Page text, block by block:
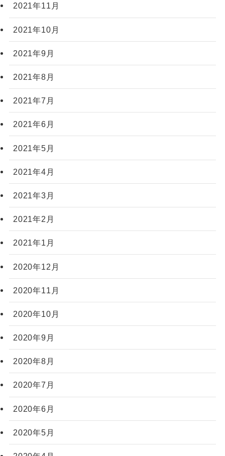
2021年11月
2021年10月
2021年9月
2021年8月
2021年7月
2021年6月
2021年5月
2021年4月
2021年3月
2021年2月
2021年1月
2020年12月
2020年11月
2020年10月
2020年9月
2020年8月
2020年7月
2020年6月
2020年5月